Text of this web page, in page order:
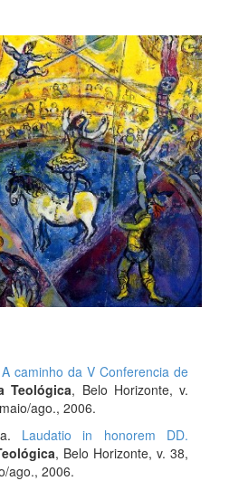
A caminho da V Conferencia de
Teológica, Belo Horizonte, v.
ago., 2006.
Laudatio in honorem DD.
, Belo Horizonte, v. 38,
ago., 2006.